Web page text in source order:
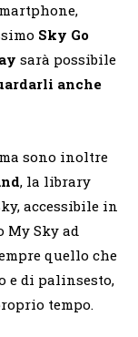
Sky Go
sarà possibile
anche
sono inoltre
, la library
accessibile in
My Sky ad
quello che
e di palinsesto,
tempo.